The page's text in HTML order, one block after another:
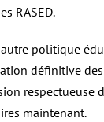
RASED.
politique
définitive
respectueuse
maintenant.